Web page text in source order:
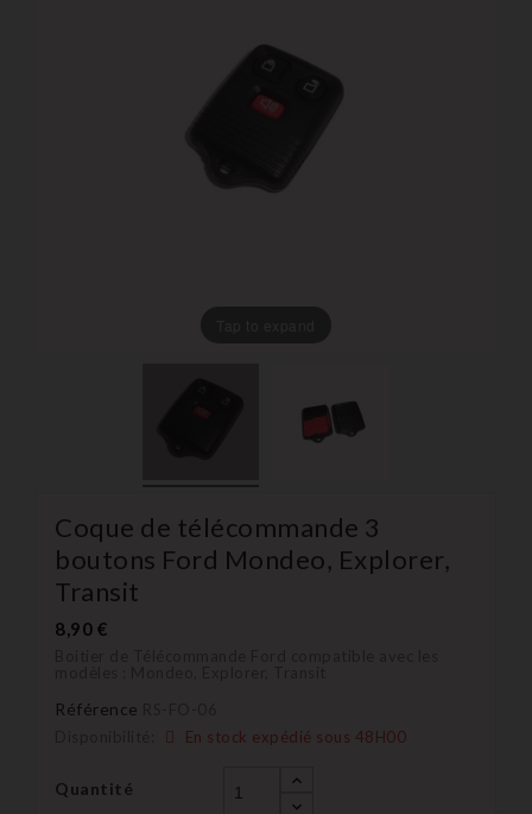
Coque de télécommande 3
boutons Ford Mondeo, Explorer,
Transit
8,90 €
Référence
En stock expédié sous 48H00
Quantité